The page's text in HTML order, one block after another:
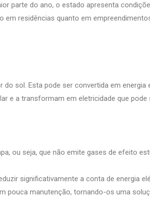
parte do ano, o estado apresenta
residências quanto em
sol. Esta pode ser convertida em energia
e a transformam em eletricidade que pode
ou seja, que não emite gases de efeito
significativamente a conta de energia
pouca manutenção, tornando-os uma